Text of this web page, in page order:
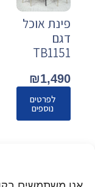
פינת אוכל
דגם
TB1151
₪1,490
לפרטים
נוספים